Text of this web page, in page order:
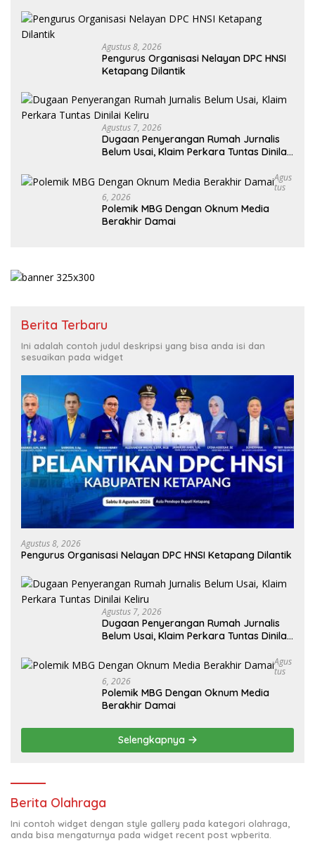
Agustus 8, 2026
Pengurus Organisasi Nelayan DPC HNSI
Ketapang Dilantik
Agustus 7, 2026
Dugaan Penyerangan Rumah Jurnalis
Belum Usai, Klaim Perkara Tuntas Dinilai
Agus
Tus
6, 2026
Polemik MBG Dengan Oknum Media
Berakhir Damai
Berita Terbaru
Ini adalah contoh judul deskripsi yang bisa anda isi dan
sesuaikan pada widget
Agustus 8, 2026
Pengurus Organisasi Nelayan DPC HNSI Ketapang Dilantik
Agustus 7, 2026
Dugaan Penyerangan Rumah Jurnalis
Belum Usai, Klaim Perkara Tuntas Dinilai
Agus
Tus
6, 2026
Polemik MBG Dengan Oknum Media
Berakhir Damai
Selengkapnya
Berita Olahraga
Ini contoh widget dengan style gallery pada kategori olahraga,
anda bisa mengaturnya pada widget recent post wpberita.